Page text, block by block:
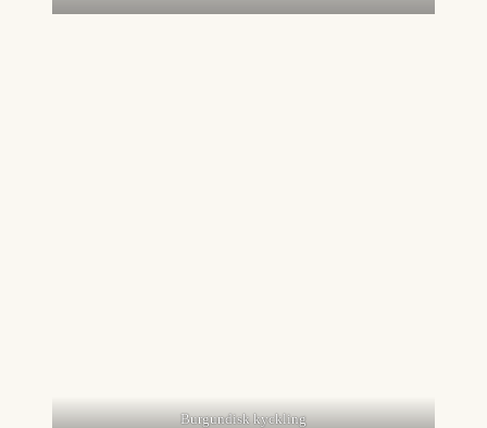
Burgundisk kyckling